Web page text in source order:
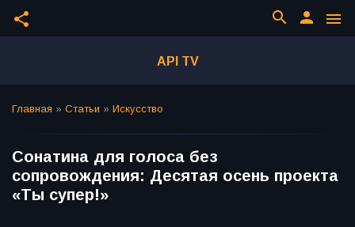
share menu
person
search
API TV
Главная » Статьи » Искусство
Сонатина для голоса без
сопровождения: Десятая осень проекта
«Ты супер!»